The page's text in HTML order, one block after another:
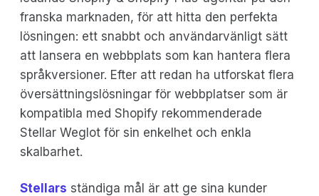
franska marknaden, för att hitta den perfekta
lösningen: ett snabbt och användarvänligt sätt
att lansera en webbplats som kan hantera flera
språkversioner. Efter att redan ha utforskat flera
översättningslösningar för webbplatser som är
kompatibla med Shopify rekommenderade
Stellar Weglot för sin enkelhet och enkla
skalbarhet.
Stellars ständiga mål är att ge sina kunder